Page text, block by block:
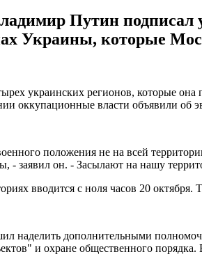
Путин подписал
Украины, которые
украинских регионов, которые
оккупационные власти объявили об
положения не на всей
- заявил он. - Засылают на нашу
вводится с ноля часов 20 октября.
наделить дополнительными
и охране общественного